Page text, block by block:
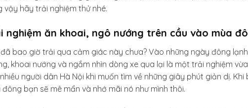
vậy hãy trải nghiệm thử nhé.
nghiệm ăn khoai, ngô nướng trên cầu vào mùa
bao giờ trải qua cảm giác này chưa? Vào những ngày đông
khoai nướng và ngắm nhìn dòng xe qua lại là một trải nghiệm
người dân Hà Nội khi muốn tìm về những giây phút giản dị.
đông bạn sẽ mê mẩn và nhớ mãi nó như mình thôi.